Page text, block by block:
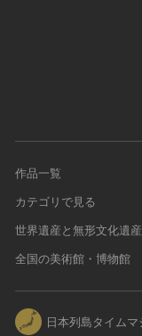
作品一覧
カテゴリで見る
世界遺産と無形文化遺産
全国の美術館・博物館
日本列島タイムマ